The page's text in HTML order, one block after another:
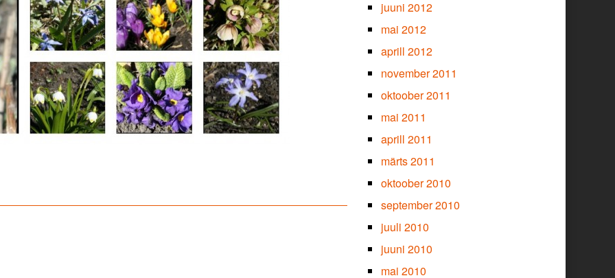
juuni 2012
mai 2012
aprill 2012
november 2011
oktoober 2011
mai 2011
aprill 2011
märts 2011
oktoober 2010
september 2010
juuli 2010
juuni 2010
mai 2010